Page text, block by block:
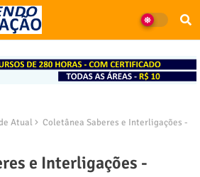
Atual
Coletânea Saberes e Interligações -
e Interligações -